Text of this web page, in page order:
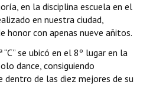
en la disciplina escuela en el
en nuestra ciudad,
honor con apenas nueve añitos.
se ubicó en el 8º lugar en la
dance, consiguiendo
dentro de las diez mejores de su